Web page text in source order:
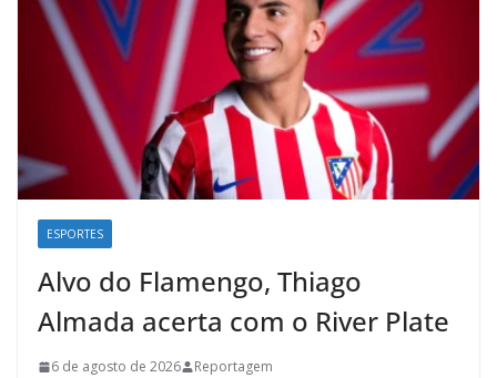
ESPORTES
Alvo do Flamengo, Thiago
Almada acerta com o River Plate
6 de agosto de 2026 Reportagem